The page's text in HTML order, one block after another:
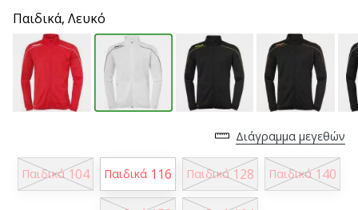
τεχνικές
αναβαθμίσεις
και
μάθε
αν
αξίζει…
25. 11. 2024
•
6 λεπτά ανάγνωσης
Παιδικά, Λευκό
Διάγραμμα μεγεθών
Παιδικά 104 Παιδικά 116 Παιδικά 128 Παιδικά 140